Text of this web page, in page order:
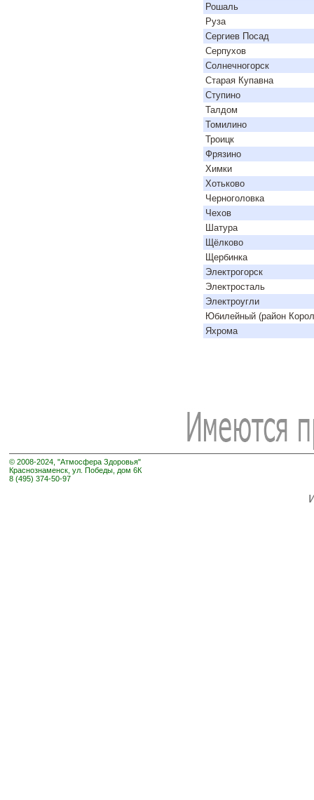
Рошаль
Руза
Сергиев Посад
Серпухов
Солнечногорск
Старая Купавна
Ступино
Талдом
Томилино
Троицк
Фрязино
Химки
Хотьково
Черноголовка
Чехов
Шатура
Щёлково
Щербинка
Электрогорск
Электросталь
Электроугли
Юбилейный (район
Яхрома
© 2008-2024, "Атмосфера Здоровья"
Краснознаменск, ул. Победы, дом 6К
8 (495) 374-50-97